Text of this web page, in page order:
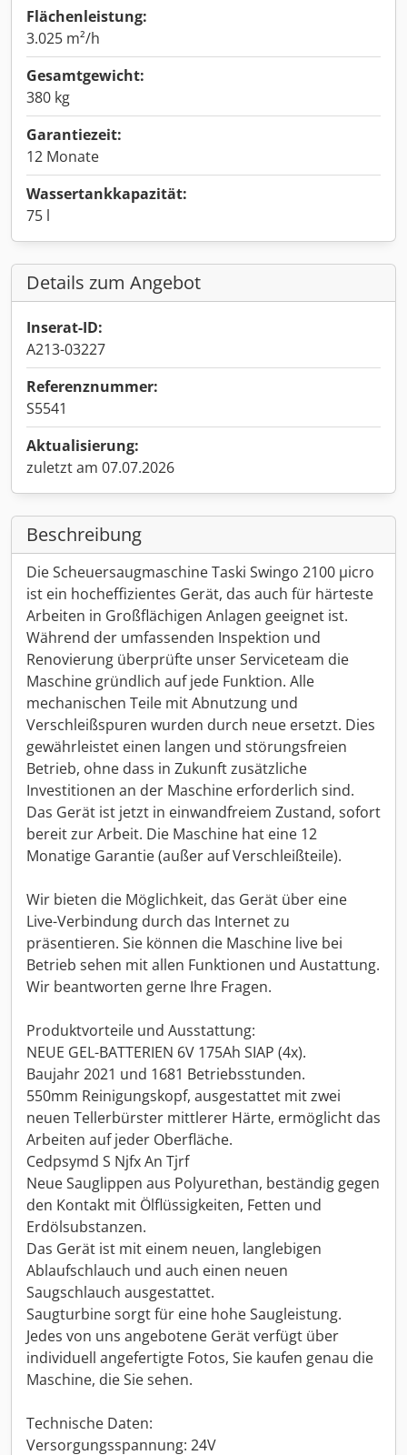
Flächenleistung:
3.025 m²/h
Gesamtgewicht:
380 kg
Garantiezeit:
12 Monate
Wassertankkapazität:
75 l
Details zum Angebot
Inserat-ID:
A213-03227
Referenznummer:
S5541
Aktualisierung:
zuletzt am 07.07.2026
Beschreibung
Die Scheuersaugmaschine Taski Swingo 2100 µicro
ist ein hocheffizientes Gerät, das auch für härteste
Arbeiten in Großflächigen Anlagen geeignet ist.
Während der umfassenden Inspektion und
Renovierung überprüfte unser Serviceteam die
Maschine gründlich auf jede Funktion. Alle
mechanischen Teile mit Abnutzung und
Verschleißspuren wurden durch neue ersetzt. Dies
gewährleistet einen langen und störungsfreien
Betrieb, ohne dass in Zukunft zusätzliche
Investitionen an der Maschine erforderlich sind.
Das Gerät ist jetzt in einwandfreiem Zustand, sofort
bereit zur Arbeit. Die Maschine hat eine 12
Monatige Garantie (außer auf Verschleißteile).
Wir bieten die Möglichkeit, das Gerät über eine
Live-Verbindung durch das Internet zu
präsentieren. Sie können die Maschine live bei
Betrieb sehen mit allen Funktionen und Austattung.
Wir beantworten gerne Ihre Fragen.
Produktvorteile und Ausstattung:
NEUE GEL-BATTERIEN 6V 175Ah SIAP (4x).
Baujahr 2021 und 1681 Betriebsstunden.
550mm Reinigungskopf, ausgestattet mit zwei
neuen Tellerbürster mittlerer Härte, ermöglicht das
Arbeiten auf jeder Oberfläche.
Cedpsymd S Njfx An Tjrf
Neue Sauglippen aus Polyurethan, beständig gegen
den Kontakt mit Ölflüssigkeiten, Fetten und
Erdölsubstanzen.
Das Gerät ist mit einem neuen, langlebigen
Ablaufschlauch und auch einen neuen
Saugschlauch ausgestattet.
Saugturbine sorgt für eine hohe Saugleistung.
Jedes von uns angebotene Gerät verfügt über
individuell angefertigte Fotos, Sie kaufen genau die
Maschine, die Sie sehen.
Technische Daten:
Versorgungsspannung: 24V